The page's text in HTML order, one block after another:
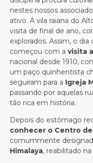
nestes nossos
ativo. A vila raiana do
visita de final de ano,
explorados. Assim, o
começou com a visita
nacional desde 1910,
um paço quinhentista
seguiram para a Igreja
passando por aquelas
tão rica em história.
Depois do estômago
conhecer o Centro
comummente
Himalaya, reabilitado